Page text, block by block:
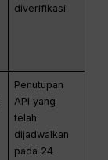
diverifikasi
Penutupan
API yang
telah
dijadwalkan
pada 24